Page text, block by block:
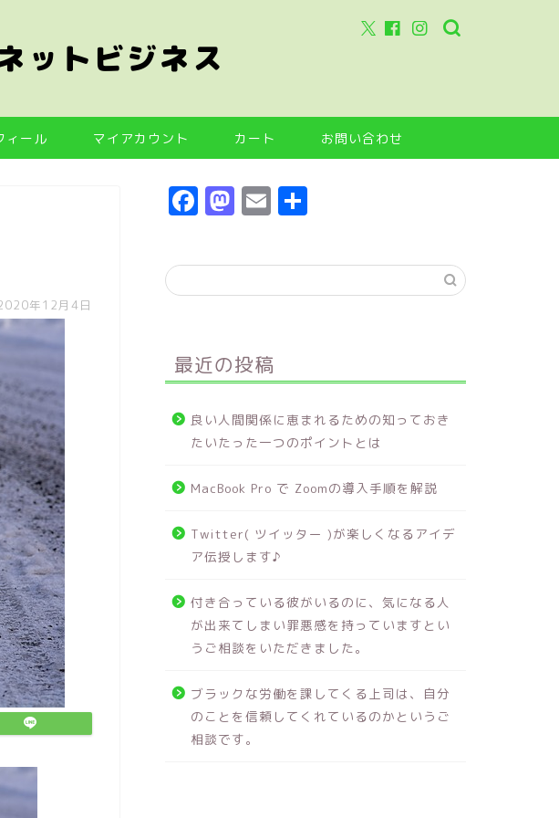
ットビジネス
ィール マイアカウント カート お問い合わせ
年12月4日
F
c
e
o
o
k
M
s
t
d
o
n
E
ai
l
共
最近の投稿
良い人間関係に恵まれるための知っておき
たいたった一つのポイントとは
MacBook Pro で Zoomの導入手順を解説
Twitter( ツイッター )が楽しくなるアイデ
ア伝授します♪
付き合っている彼がいるのに、気になる人
が出来てしまい罪悪感を持っていますとい
うご相談をいただきました。
ブラックな労働を課してくる上司は、自分
のことを信頼してくれているのかというご
相談です。